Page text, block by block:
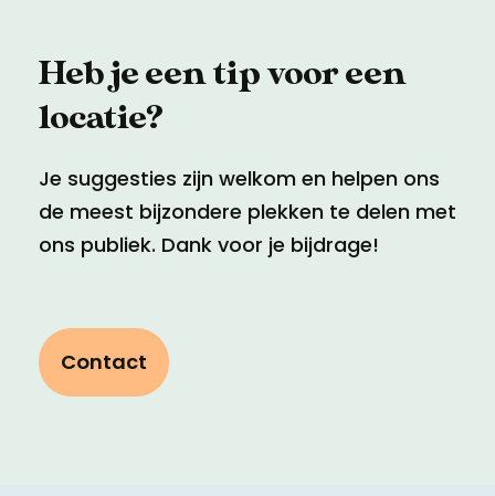
Heb je een tip voor een
locatie?
Je suggesties zijn welkom en helpen ons
de meest bijzondere plekken te delen met
ons publiek. Dank voor je bijdrage!
Contact